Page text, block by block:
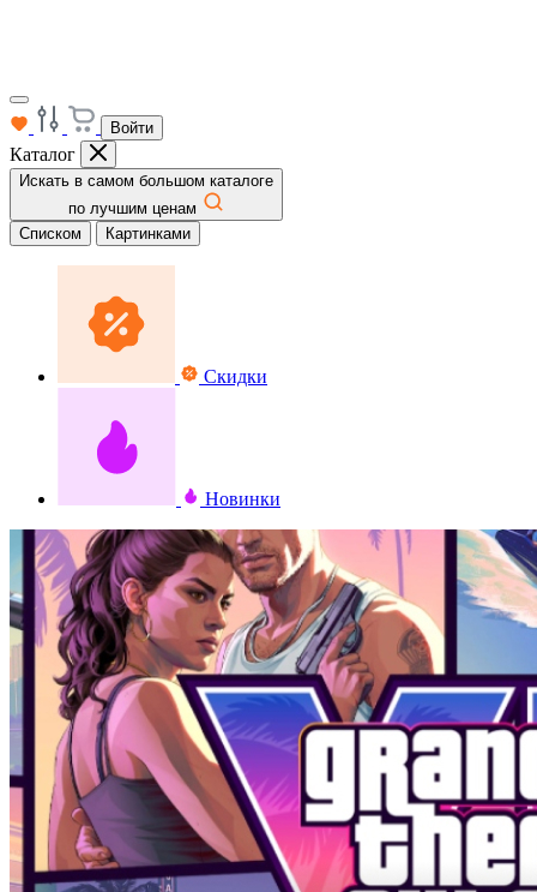
Войти
Каталог
Искать в самом большом каталоге
по лучшим ценам
Списком
Картинками
Скидки
Новинки